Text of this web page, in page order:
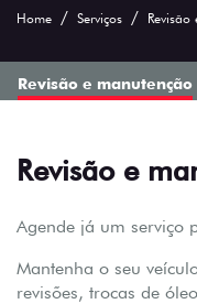
Home Serviços
Revisão e manutenção
Revisão e
Agende já um serviço
Mantenha o seu
revisões, trocas de